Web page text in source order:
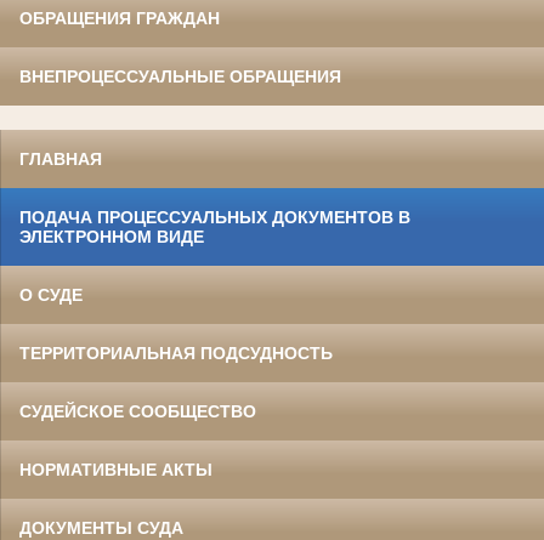
ОБРАЩЕНИЯ ГРАЖДАН
ВНЕПРОЦЕССУАЛЬНЫЕ ОБРАЩЕНИЯ
ГЛАВНАЯ
ПОДАЧА ПРОЦЕССУАЛЬНЫХ ДОКУМЕНТОВ В
ЭЛЕКТРОННОМ ВИДЕ
О СУДЕ
ТЕРРИТОРИАЛЬНАЯ ПОДСУДНОСТЬ
СУДЕЙСКОЕ СООБЩЕСТВО
НОРМАТИВНЫЕ АКТЫ
ДОКУМЕНТЫ СУДА